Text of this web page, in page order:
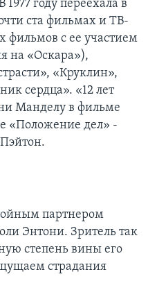
году переехала в
ста фильмах и ТВ-
фильмов с ее участием
на «Оскара»),
«Круклин»,
сердца». «12 лет
Манделу в фильме
«Положение дел» -
партнером
Энтони. Зритель так
степень вины его
страдания